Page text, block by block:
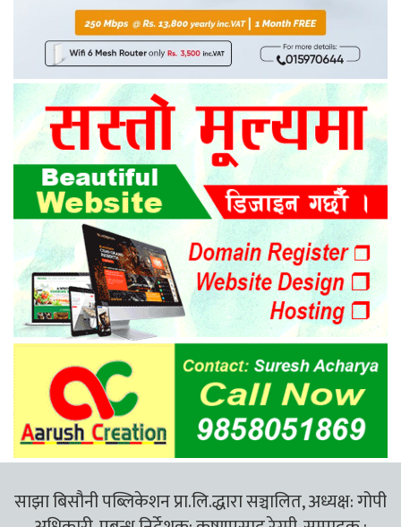
साझा बिसौनी पब्लिकेशन प्रा.लि.द्धारा सञ्चालित, अध्यक्ष: गोपी